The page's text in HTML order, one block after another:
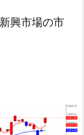
興市場の市